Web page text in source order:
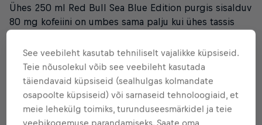
Ühes 250 ml Red Bull Sea Blue Edition purgis sisalduv
80 mg kofeiini on umbes sama palju kui ühes tassis
The Sea Blue
Edition
Koolajook
Filtrikohvi
Must tee
VS
See veebileht kasutab tehniliselt vajalikke küpsiseid.
Teie nõusolekul võib see veebileht kasutada
täiendavaid küpsiseid (sealhulgas kolmandate
osapoolte küpsiseid) või sarnaseid tehnoloogiaid, et
meie lehekülg toimiks, turunduseesmärkidel ja teie
veebikogemuse parandamiseks. Saate oma